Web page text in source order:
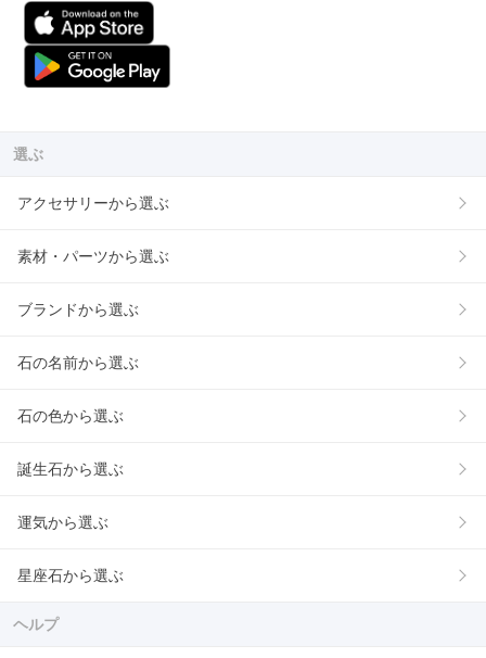
選ぶ
アクセサリーから選ぶ
素材・パーツから選ぶ
ブランドから選ぶ
石の名前から選ぶ
石の色から選ぶ
誕生石から選ぶ
運気から選ぶ
星座石から選ぶ
ヘルプ